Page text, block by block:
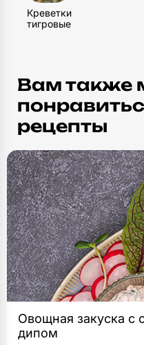
1
Креветки
тигровые
Вам также
рецепты
Овощная закуска с
дипом